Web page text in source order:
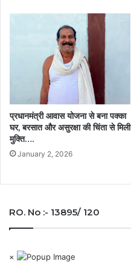
प्रधानमंत्री आवास योजना से बना पक्का
घर, बरसात और असुरक्षा की चिंता से मिली
मुक्ति….
January 2, 2026
RO. No :- 13895/ 120
×